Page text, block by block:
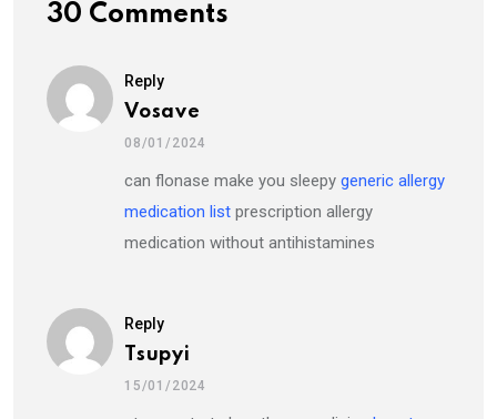
30 Comments
Reply
Vosave
08/01/2024
can flonase make you sleepy generic allergy
medication list prescription allergy
medication without antihistamines
Reply
Tsupyi
15/01/2024